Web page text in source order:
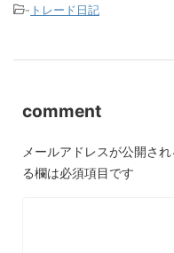
- トレード日記
comment
メールアドレスが公開され
る欄は必須項目です